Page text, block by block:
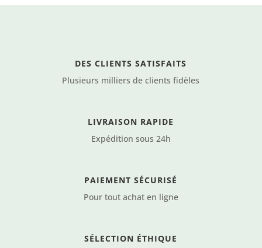
plus
ancien
DES CLIENTS SATISFAITS
Plusieurs milliers de clients fidèles
LIVRAISON RAPIDE
Expédition sous 24h
PAIEMENT SÉCURISÉ
Pour tout achat en ligne
SÉLECTION ÉTHIQUE